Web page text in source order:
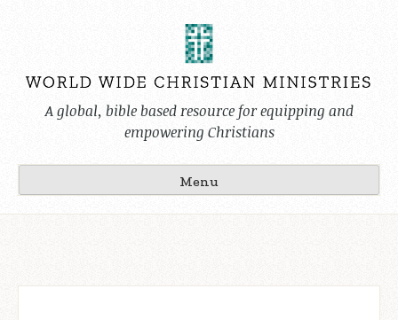
A global, bible based resource for equipping and
empowering Christians
Menu